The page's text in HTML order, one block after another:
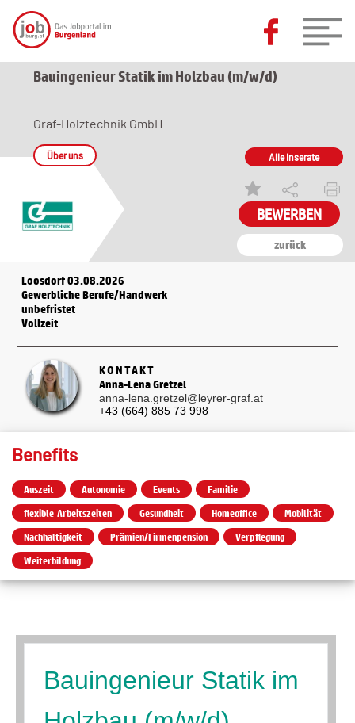
Bauingenieur Statik im Holzbau (m/w/d)
zurück
Graf-Holztechnik GmbH
Über uns Alle Inserate
Loosdorf 03.08.2026
Gewerbliche Berufe/Handwerk
unbefristet
Vollzeit
KONTAKT
Anna-Lena Gretzel
anna-lena.gretzel@leyrer-graf.at
+43 (664) 885 73 998
Benefits
Auszeit Autonomie Events
Familie
flexible Arbeitszeiten
Gesundheit Homeoffice
Mobilität
Nachhaltigkeit
Prämien/Firmenpension
Verpflegung
Weiterbildung